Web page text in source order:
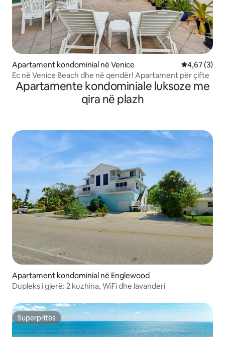
Apartament kondominial në Venice Vlerësimi
4,67 (3)
Ec në Venice Beach dhe në qendër! Apartament për çifte
Apartamente kondominiale luksoze me
qira në plazh
Apartament kondominial në Englewood
Dupleks i gjerë: 2 kuzhina, WiFi dhe lavanderi
Superpritës
Superpritës